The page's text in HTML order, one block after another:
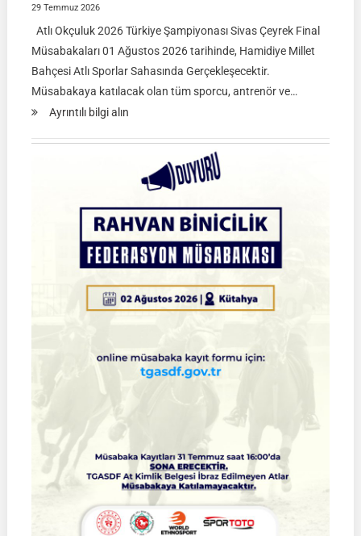
29 Temmuz 2026
Atlı Okçuluk 2026 Türkiye Şampiyonası Sivas Çeyrek Final
Müsabakaları 01 Ağustos 2026 tarihinde, Hamidiye Millet
Bahçesi Atlı Sporlar Sahasında Gerçekleşecektir.
Müsabakaya katılacak olan tüm sporcu, antrenör ve…
Ayrıntılı bilgi alın:
2026
Türkiye
Şampiyonası
Final
|
01